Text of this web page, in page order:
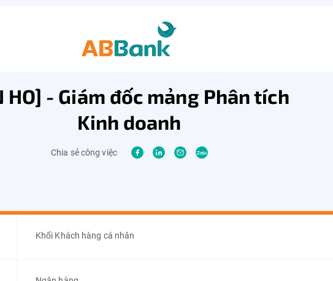
HO] - Giám đốc mảng Phân tích
Kinh doanh
Chia sẻ công việc
Khối Khách hàng cá nhân